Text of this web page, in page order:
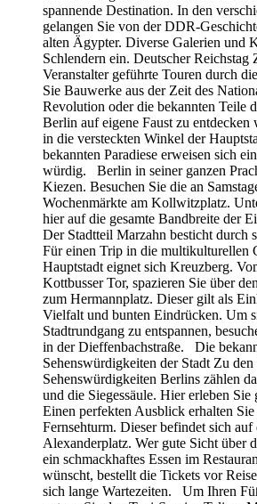
spannende Destination. In den
gelangen Sie von der DDR-
alten Ägypter. Diverse Galerien und
Schlendern ein. Deutscher Reichstag
Veranstalter geführte Touren durch
Sie Bauwerke aus der Zeit des
Revolution oder die bekannten Teile
Berlin auf eigene Faust zu entdecken
in die versteckten Winkel der
bekannten Paradiese erweisen sich
würdig. Berlin in seiner ganzen
Kiezen. Besuchen Sie die an
Wochenmärkte am Kollwitzplatz.
hier auf die gesamte Bandbreite der
Der Stadtteil Marzahn besticht durch
Für einen Trip in die multikulturellen
Hauptstadt eignet sich Kreuzberg.
Kottbusser Tor, spazieren Sie über
zum Hermannplatz. Dieser gilt als
Vielfalt und bunten Eindrücken. Um
Stadtrundgang zu entspannen,
in der Dieffenbachstraße. Die
Sehenswürdigkeiten der Stadt Zu den
Sehenswürdigkeiten Berlins zählen
und die Siegessäule. Hier erleben Sie
Einen perfekten Ausblick erhalten
Fernsehturm. Dieser befindet sich auf
Alexanderplatz. Wer gute Sicht über
ein schmackhaftes Essen im
wünscht, bestellt die Tickets vor
sich lange Wartezeiten. Um Ihren